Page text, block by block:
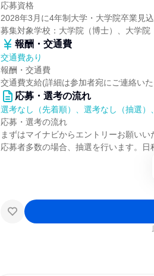
応募資格
2028年3月に4年制大学・大学院卒業見
募集対象学校：大学院（博士）、大学院
報酬・交通費
交通費あり
報酬・交通費
交通費支給(詳細は参加者宛にご連絡い
応募・選考の流れ
選考なし（先着順）、選考なし（抽選
応募・選考の流れ
まずはマイナビからエントリーお願いい
応募者多数の場合、抽選を行います。日